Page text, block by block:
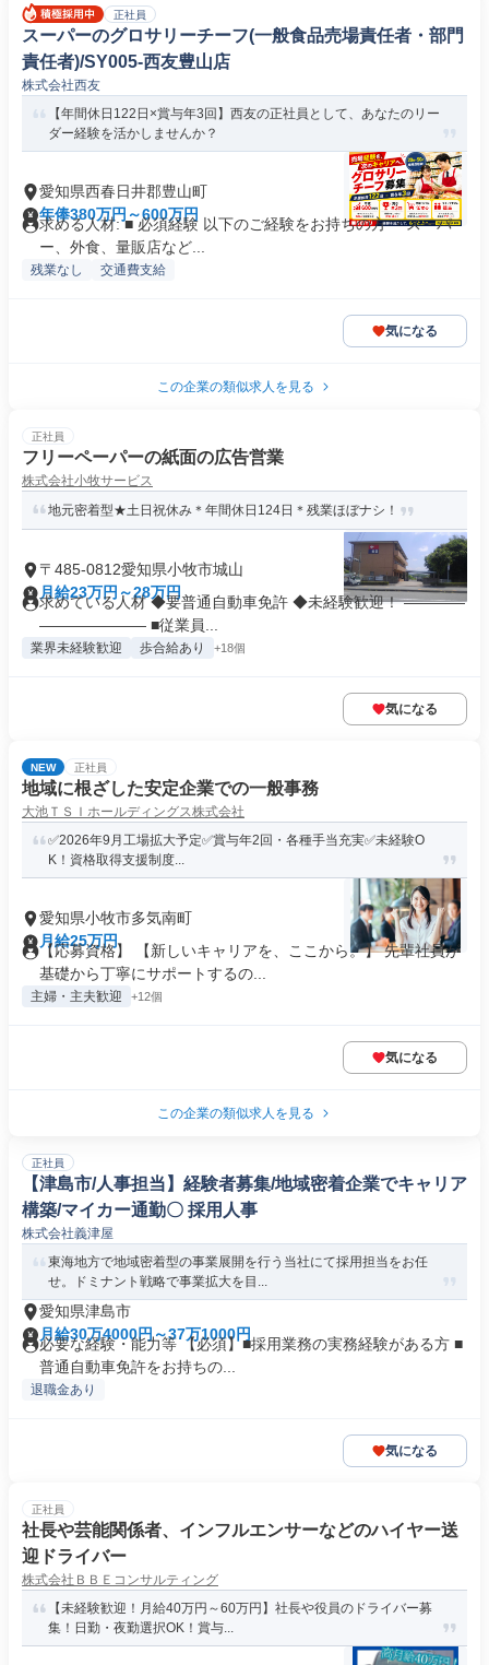
正社員
スーパーのグロサリーチーフ(一般食品売場責任者・部門
責任者)/SY005-西友豊山店
株式会社西友
【年間休日122日×賞与年3回】西友の正社員として、あなたのリー
ダー経験を活かしませんか？
愛知県西春日井郡豊山町
年俸380万円～600万円
求める人材: ■ 必須経験 以下のご経験をお持ちの方 ・スーパ
ー、外食、量販店など...
残業なし 交通費支給
気になる
この企業の類似求人を見る
正社員
フリーペーパーの紙面の広告営業
株式会社小牧サービス
地元密着型★土日祝休み＊年間休日124日＊残業ほぼナシ！
〒485-0812愛知県小牧市城山
月給23万円～28万円
求めている人材 ◆要普通自動車免許 ◆未経験歓迎！ ――――
――――――― ■従業員...
業界未経験歓迎 歩合給あり +18個
気になる
NEW 正社員
地域に根ざした安定企業での一般事務
大池ＴＳＩホールディングス株式会社
✅️2026年9月工場拡大予定✅️賞与年2回・各種手当充実✅️未経験O
K！資格取得支援制度...
愛知県小牧市多気南町
月給25万円
【応募資格】 【新しいキャリアを、ここから。】 先輩社員が
基礎から丁寧にサポートするの...
主婦・主夫歓迎 +12個
気になる
この企業の類似求人を見る
正社員
【津島市/人事担当】経験者募集/地域密着企業でキャリア
構築/マイカー通勤〇 採用人事
株式会社義津屋
東海地方で地域密着型の事業展開を行う当社にて採用担当をお任
せ。ドミナント戦略で事業拡大を目...
愛知県津島市
月給30万4000円～37万1000円
必要な経験・能力等 【必須】■採用業務の実務経験がある方 ■
普通自動車免許をお持ちの...
退職金あり
気になる
正社員
社長や芸能関係者、インフルエンサーなどのハイヤー送
迎ドライバー
株式会社ＢＢＥコンサルティング
【未経験歓迎！月給40万円～60万円】社長や役員のドライバー募
集！日勤・夜勤選択OK！賞与...